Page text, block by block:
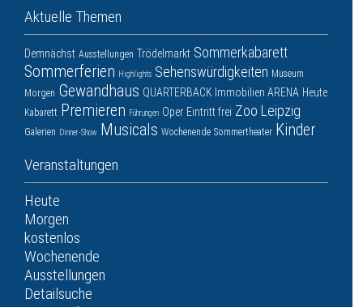
Aktuelle Themen
Demnächst Ausstellungen Trödelmarkt Sommerkabarett
Sommerferien Highlights Sehenswürdigkeiten Museum
Morgen Gewandhaus QUARTERBACK Immobilien ARENA Heute
Kabarett Premieren Führungen Oper Eintritt frei Zoo Leipzig
Galerien Dinner-Show Musicals Wochenende Sommertheater Kinder
Veranstaltungen
Heute
Morgen
kostenlos
Wochenende
Ausstellungen
Detailsuche